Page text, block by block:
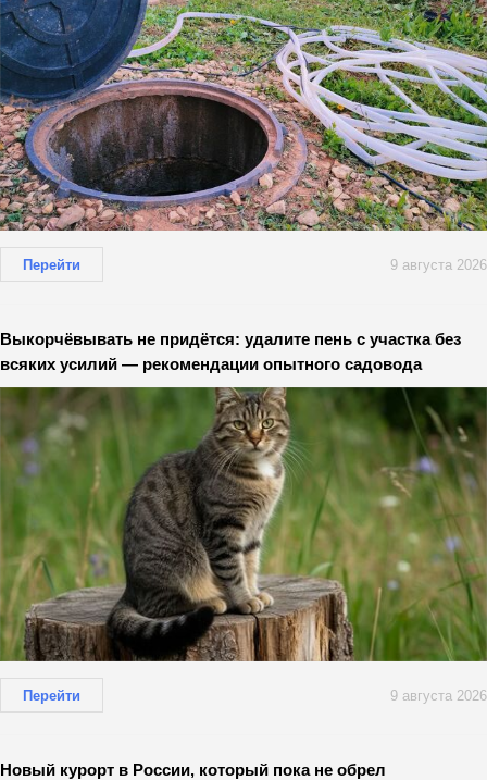
Перейти 9 августа 2026
Выкорчёвывать не придётся: удалите пень с участка без
всяких усилий — рекомендации опытного садовода
Перейти 9 августа 2026
Новый курорт в России, который пока не обрел